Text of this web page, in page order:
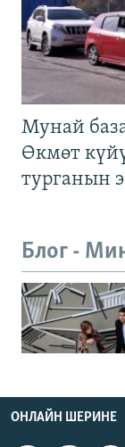
Мунай
Өкмөт
турганын
Блог -
ОНЛАЙН ШЕРИНЕ